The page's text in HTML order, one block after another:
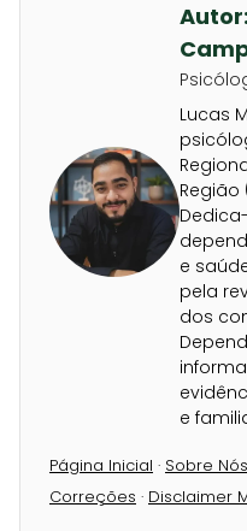
Lucas
Região
e
pela
dos
e
Página Inicial · Sobre Nós
Correções · Disclaimer